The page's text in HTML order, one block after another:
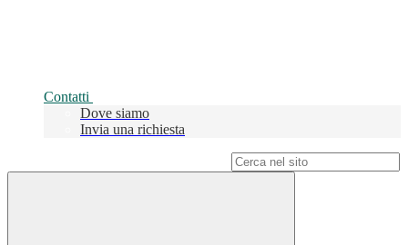
Contatti
Dove siamo
Invia una richiesta